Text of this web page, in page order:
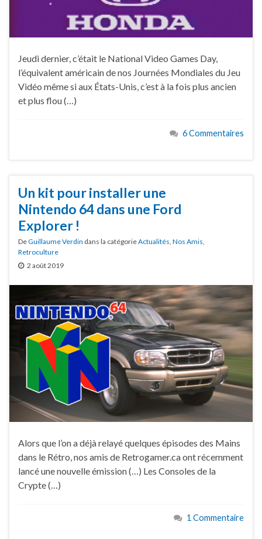
Jeudi dernier, c’était le National Video Games Day,
l’équivalent américain de nos Journées Mondiales du Jeu
Vidéo même si aux États-Unis, c’est à la fois plus ancien
et plus flou (…)
6 Commentaires
Un kit pour installer une
Nintendo 64 dans une Ford
Explorer !
DeGuillaume Verdin dans la catégorieActualités Nos Amis
Retroculture
2 août 2019
Alors que l’on a déjà relayé quelques épisodes des Mains
dans le Rétro, nos amis de Retrogamer.ca ont récemment
lancé une nouvelle émission (…) Les Consoles de la
Crypte (…)
1 Commentaire